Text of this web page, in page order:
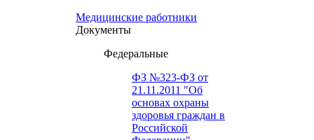
Медицинские работники
Документы
Федеральные
ФЗ №323-ФЗ от
21.11.2011 "Об
основах охраны
здоровья граждан в
Российской